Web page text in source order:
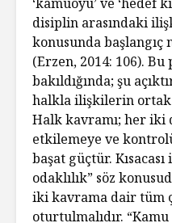
disiplin arasındaki
konusunda başlangıç
(Erzen, 2014: 106).
bakıldığında; şu
halkla ilişkilerin ortak
Halk kavramı; her iki
etkilemeye ve
başat güçtür.
odaklılık” söz
iki kavrama dair tüm
oturtulmalıdır.